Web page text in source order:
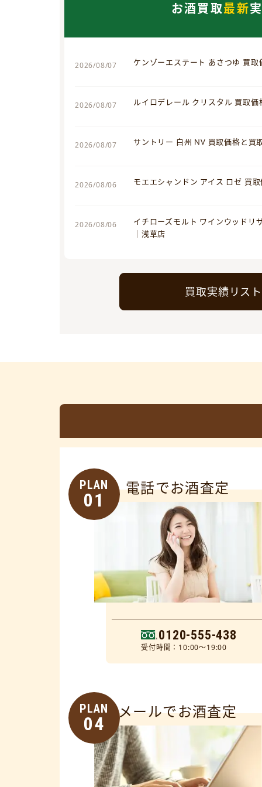
お酒買取最新
2026/08/07 ケンゾーエステート あさつゆ 買
2026/08/07 ルイロデレール クリスタル 買取
2026/08/07 サントリー 白州 NV 買取価格と買
2026/08/06 モエエシャンドン アイス ロゼ 買
2026/08/06
イチローズモルト ワインウッドリ
｜浅草店
買取実績リスト
PLAN
01
電話でお酒査定
0120-555-438
受付時間：10:00～19:00
PLAN
04
メールでお酒査定